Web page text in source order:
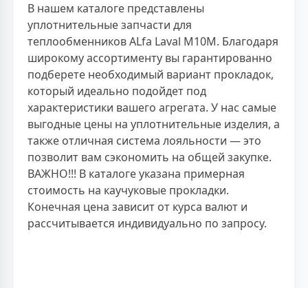
В нашем каталоге представлены
уплотнительные запчасти для
теплообменников ALfa Laval M10M. Благодаря
широкому ассортименту вы гарантированно
подберете необходимый вариант прокладок,
который идеально подойдет под
характеристики вашего агрегата. У нас самые
выгодные цены на уплотнительные изделия, а
также отличная система лояльности — это
позволит вам сэкономить на общей закупке.
ВАЖНО!!! В каталоге указана примерная
стоимость на каучуковые прокладки.
Конечная цена зависит от курса валют и
рассчитывается индивидуально по запросу.